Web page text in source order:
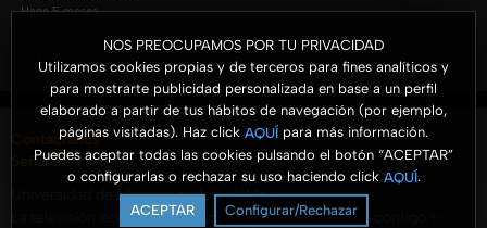
NOS PREOCUPAMOS POR TU PRIVACIDAD
Utilizamos cookies propias y de terceros para fines analíticos y
para mostrarte publicidad personalizada en base a un perfil
elaborado a partir de tus hábitos de navegación (por ejemplo,
páginas visitadas). Haz click AQUÍ para más información.
Puedes aceptar todas las cookies pulsando el botón “ACEPTAR”
o configurarlas o rechazar su uso haciendo click AQUÍ.
ACEPTAR Configurar/Rechazar
Hace 5 meses
Contáctanos
Señal en Vivo
Universidad de Montemorelos - UMtv
La televisión educativa y de inspiración que conecta contigo.✨